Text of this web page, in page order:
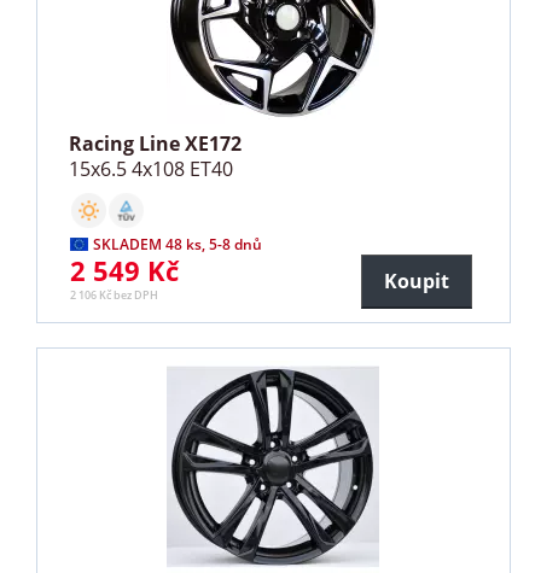
Racing Line XE172
15x6.5 4x108 ET40
SKLADEM 48 ks, 5-8 dnů
2 549 Kč
2 106 Kč bez DPH
Koupit